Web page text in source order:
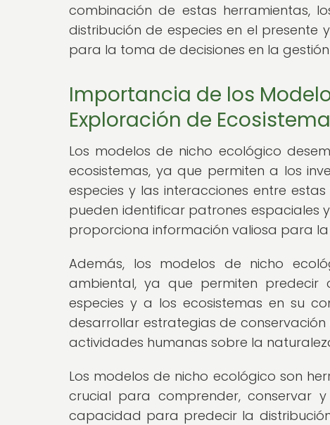
combinación de estas herramientas,
distribución de especies en el
para la toma de decisiones en la
Importancia de los
Exploración de
Los modelos de nicho ecológico
ecosistemas, ya que permiten a los
especies y las interacciones entre
pueden identificar patrones espaciales
proporciona información valiosa para
Además, los modelos de nicho
ambiental, ya que permiten
especies y a los ecosistemas en su
desarrollar estrategias de
actividades humanas sobre la
Los modelos de nicho ecológico son
crucial para comprender, conservar
capacidad para predecir la